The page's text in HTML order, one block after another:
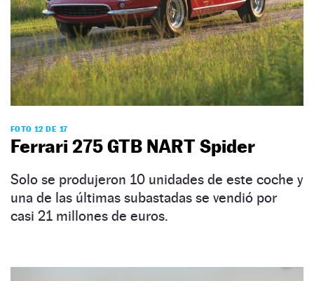
FOTO 12 DE 17
Ferrari 275 GTB NART Spider
Solo se produjeron 10 unidades de este coche y
una de las últimas subastadas se vendió por
casi 21 millones de euros.